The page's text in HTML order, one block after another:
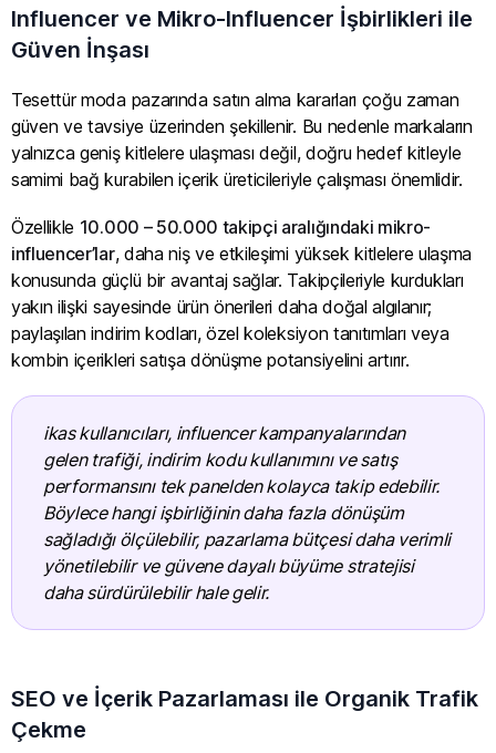
Influencer ve Mikro-Influencer İşbirlikleri ile
Güven İnşası
Tesettür moda pazarında satın alma kararları çoğu zaman
güven ve tavsiye üzerinden şekillenir. Bu nedenle markaların
yalnızca geniş kitlelere ulaşması değil, doğru hedef kitleyle
samimi bağ kurabilen içerik üreticileriyle çalışması önemlidir.
Özellikle 10.000 – 50.000 takipçi aralığındaki mikro-
influencer’lar, daha niş ve etkileşimi yüksek kitlelere ulaşma
konusunda güçlü bir avantaj sağlar. Takipçileriyle kurdukları
yakın ilişki sayesinde ürün önerileri daha doğal algılanır;
paylaşılan indirim kodları, özel koleksiyon tanıtımları veya
kombin içerikleri satışa dönüşme potansiyelini artırır.
ikas kullanıcıları, influencer kampanyalarından
gelen trafiği, indirim kodu kullanımını ve satış
performansını tek panelden kolayca takip edebilir.
Böylece hangi işbirliğinin daha fazla dönüşüm
sağladığı ölçülebilir, pazarlama bütçesi daha verimli
yönetilebilir ve güvene dayalı büyüme stratejisi
daha sürdürülebilir hale gelir.
SEO ve İçerik Pazarlaması ile Organik Trafik
Çekme